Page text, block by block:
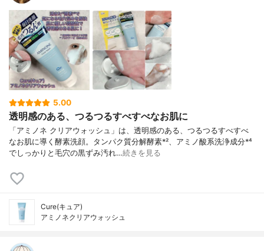
5.00
透明感のある、つるつるすべすべなお肌に
「アミノネ クリアウォッシュ」は、透明感のある、つるつるすべすべ
なお肌に導く酵素洗顔。タンパク質分解酵素*²、アミノ酸系洗浄成分*⁴
でしっかりと毛穴の黒ずみ汚れ…続きを見る
Cure(キュア)
アミノネクリアウォッシュ